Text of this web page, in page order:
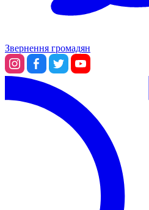
Звернення громадян